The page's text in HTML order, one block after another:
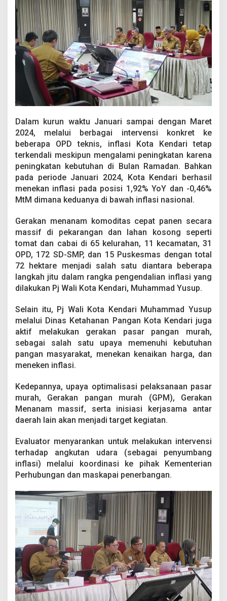
Dalam kurun waktu Januari sampai dengan Maret
2024, melalui berbagai intervensi konkret ke
beberapa OPD teknis, inflasi Kota Kendari tetap
terkendali meskipun mengalami peningkatan karena
peningkatan kebutuhan di Bulan Ramadan. Bahkan
pada periode Januari 2024, Kota Kendari berhasil
menekan inflasi pada posisi 1,92% YoY dan -0,46%
MtM dimana keduanya di bawah inflasi nasional.
Gerakan menanam komoditas cepat panen secara
massif di pekarangan dan lahan kosong seperti
tomat dan cabai di 65 kelurahan, 11 kecamatan, 31
OPD, 172 SD-SMP, dan 15 Puskesmas dengan total
72 hektare menjadi salah satu diantara beberapa
langkah jitu dalam rangka pengendalian inflasi yang
dilakukan Pj Wali Kota Kendari, Muhammad Yusup.
Selain itu, Pj Wali Kota Kendari Muhammad Yusup
melalui Dinas Ketahanan Pangan Kota Kendari juga
aktif melakukan gerakan pasar pangan murah,
sebagai salah satu upaya memenuhi kebutuhan
pangan masyarakat, menekan kenaikan harga, dan
meneken inflasi.
Kedepannya, upaya optimalisasi pelaksanaan pasar
murah, Gerakan pangan murah (GPM), Gerakan
Menanam massif, serta inisiasi kerjasama antar
daerah lain akan menjadi target kegiatan.
Evaluator menyarankan untuk melakukan intervensi
terhadap angkutan udara (sebagai penyumbang
inflasi) melalui koordinasi ke pihak Kementerian
Perhubungan dan maskapai penerbangan.